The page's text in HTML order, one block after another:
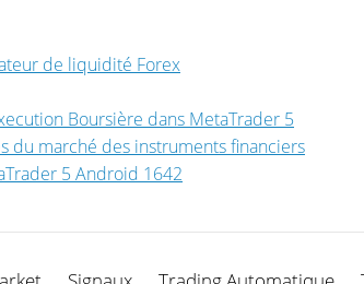
de liquidité Forex
Boursière dans MetaTrader 5
du marché des instruments financiers
5 Android 1642